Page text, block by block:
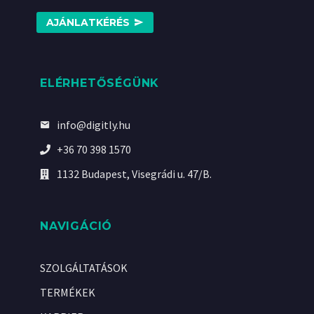
AJÁNLATKÉRÉS
ELÉRHETŐSÉGÜNK
info@digitly.hu
+36 70 398 1570
1132 Budapest, Visegrádi u. 47/B.
NAVIGÁCIÓ
SZOLGÁLTATÁSOK
TERMÉKEK